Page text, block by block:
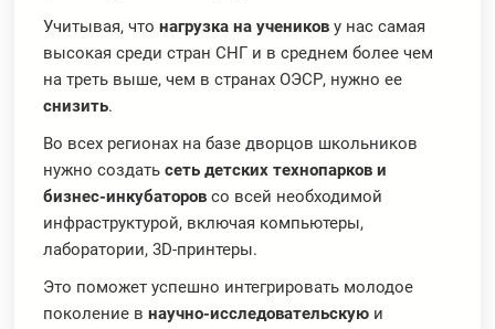
Учитывая, чтонагрузка на учеников у нас самая
высокая среди стран СНГ и в среднем более чем
на треть выше, чем в странах ОЭСР, нужно ее
снизить.
Во всех регионах на базе дворцов школьников
нужно создатьсеть детских технопарков и
бизнес-инкубаторов со всей необходимой
инфраструктурой, включая компьютеры,
лаборатории, 3D-принтеры.
Это поможет успешно интегрировать молодое
поколение внаучно-исследовательскую и